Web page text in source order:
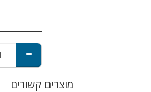
מוצרים קשורים